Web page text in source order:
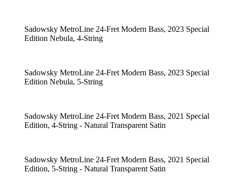
Sadowsky MetroLine 24-Fret Modern Bass, 2023 Special
Edition Nebula, 4-String
Sadowsky MetroLine 24-Fret Modern Bass, 2023 Special
Edition Nebula, 5-String
Sadowsky MetroLine 24-Fret Modern Bass, 2021 Special
Edition, 4-String - Natural Transparent Satin
Sadowsky MetroLine 24-Fret Modern Bass, 2021 Special
Edition, 5-String - Natural Transparent Satin